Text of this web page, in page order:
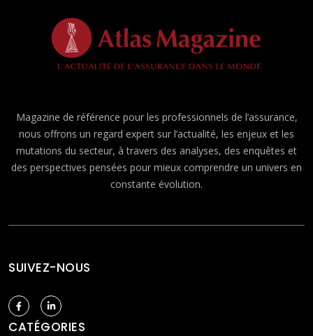
Magazine de référence pour les professionnels de l’assurance,
nous offrons un regard expert sur l’actualité, les enjeux et les
mutations du secteur, à travers des analyses, des enquêtes et
des perspectives pensées pour mieux comprendre un univers en
constante évolution.
SUIVEZ-NOUS
CATÉGORIES